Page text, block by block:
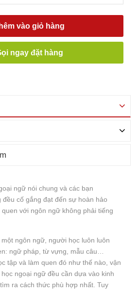
vào giỏ hàng
ngay đặt hàng
ngữ nói chung và các bạn
đều cố gắng đạt đến sự hoàn hảo
với ngôn ngữ không phải tiếng
ngôn ngữ, người học luôn luôn
ngữ pháp, từ vựng, mẫu câu…
tập và làm quen đó như thế nào, vận
ngoại ngữ đều cần dựa vào kinh
ra cách thức phù hợp nhất. Tuy